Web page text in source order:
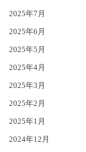
2025年7月
2025年6月
2025年5月
2025年4月
2025年3月
2025年2月
2025年1月
2024年12月